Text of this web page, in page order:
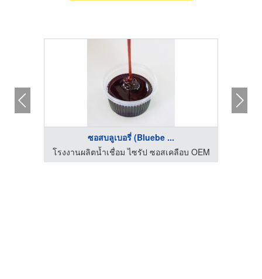
ซอสบลูเบอรี่ (Bluebe ...
โรงงานผลิตน้ำเชื่อม ไซรัป ซอสเคลือบ OEM